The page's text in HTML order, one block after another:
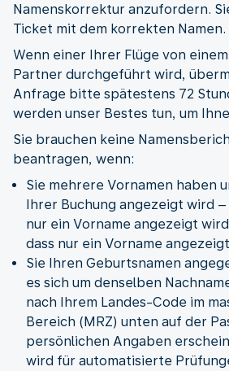
Namenskorrektur anzufordern.
Ticket mit dem korrekten Namen.
Wenn einer Ihrer Flüge von
Partner durchgeführt wird,
Anfrage bitte spätestens 72
werden unser Bestes tun, um
Sie brauchen keine
beantragen, wenn:
Sie mehrere Vornamen haben
Ihrer Buchung angezeigt wird
nur ein Vorname angezeigt
dass nur ein Vorname
Sie Ihren Geburtsnamen
es sich um denselben
nach Ihrem Landes-Code im
Bereich (MRZ) unten auf der
persönlichen Angaben
wird für automatisierte